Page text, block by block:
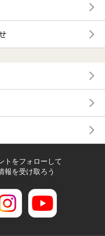
トをフォローして
報を受け取ろう